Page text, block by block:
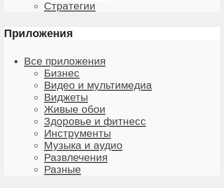
Стратегии
Приложения
Все приложения
Бизнес
Видео и мультимедиа
Виджеты
Живые обои
Здоровье и фитнесс
Инструменты
Музыка и аудио
Развлечения
Разные